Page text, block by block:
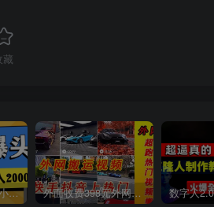
藏
AI起号撸爆头条，小白也能操作，日入2000+ 外面收费398元外网超跑豪车汽车视频搬运至快手抖音上热门项目